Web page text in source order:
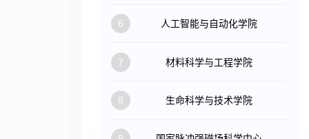
6 人工智能与自动化学院
7 材料科学与工程学院
8 生命科学与技术学院